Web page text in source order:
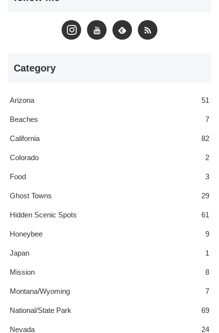
Category
Arizona 51
Beaches 7
California 82
Colorado 2
Food 3
Ghost Towns 29
Hidden Scenic Spots 61
Honeybee 9
Japan 1
Mission 8
Montana/Wyoming 7
National/State Park 69
Nevada 24